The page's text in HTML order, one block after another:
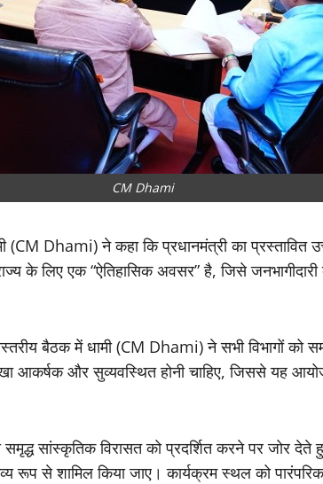
CM Dhami
(CM Dhami) ने कहा कि प्रधानमंत्री का प्रस्तावित
के लिए एक “ऐतिहासिक अवसर” है, जिसे
बैठक में धामी (CM Dhami) ने सभी विभागों को
आकर्षक और सुव्यवस्थित होनी चाहिए, जिससे यह
सांस्कृतिक विरासत को प्रदर्शित करने पर जोर
रूप से शामिल किया जाए। कार्यक्रम स्थल को